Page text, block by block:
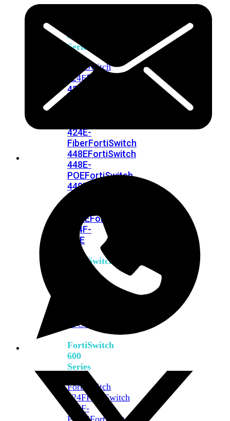
400
Series
FortiSwitch
424EFortiSwitch
424E-
424E-
FiberFortiSwitch
448EFortiSwitch
448E-
POEFortiSwitch
448E-
FPOE
FPOEFortiSwitchRugged
424F-
POE
FortiSwitch
FPOE
FortiSwitch
600
Series
FortiSwitch
624FFortiSwitch
624F-
FPOEFortiSwitch